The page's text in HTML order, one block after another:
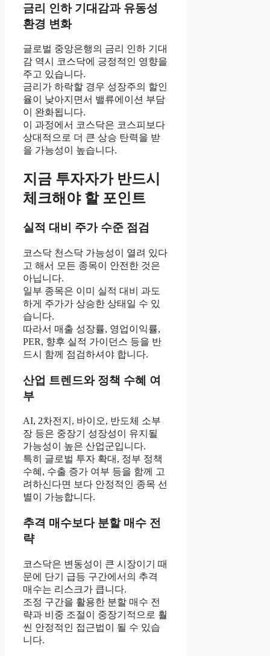
금리 인하 기대감과 유동성
환경 변화
글로벌 중앙은행의 금리 인하 기대
감 역시 코스닥에 긍정적인 영향을
주고 있습니다.
금리가 하락할 경우 성장주의 할인
율이 낮아지면서 밸류에이션 부담
이 완화됩니다.
이 과정에서 코스닥은 코스피보다
상대적으로 더 큰 상승 탄력을 받
을 가능성이 높습니다.
지금 투자자가 반드시
체크해야 할 포인트
실적 대비 주가 수준 점검
코스닥 천스닥 가능성이 열려 있다
고 해서 모든 종목이 안전한 것은
아닙니다.
일부 종목은 이미 실적 대비 과도
하게 주가가 상승한 상태일 수 있
습니다.
따라서 매출 성장률, 영업이익률,
PER, 향후 실적 가이던스 등을 반
드시 함께 점검하셔야 합니다.
산업 트렌드와 정책 수혜 여
부
AI, 2차전지, 바이오, 반도체 소부
장 등은 중장기 성장성이 유지될
가능성이 높은 산업군입니다.
특히 글로벌 투자 확대, 정부 정책
수혜, 수출 증가 여부 등을 함께 고
려하신다면 보다 안정적인 종목 선
별이 가능합니다.
추격 매수보다 분할 매수 전
략
코스닥은 변동성이 큰 시장이기 때
문에 단기 급등 구간에서의 추격
매수는 리스크가 큽니다.
조정 구간을 활용한 분할 매수 전
략과 비중 조절이 중장기적으로 훨
씬 안정적인 접근법이 될 수 있습
니다.